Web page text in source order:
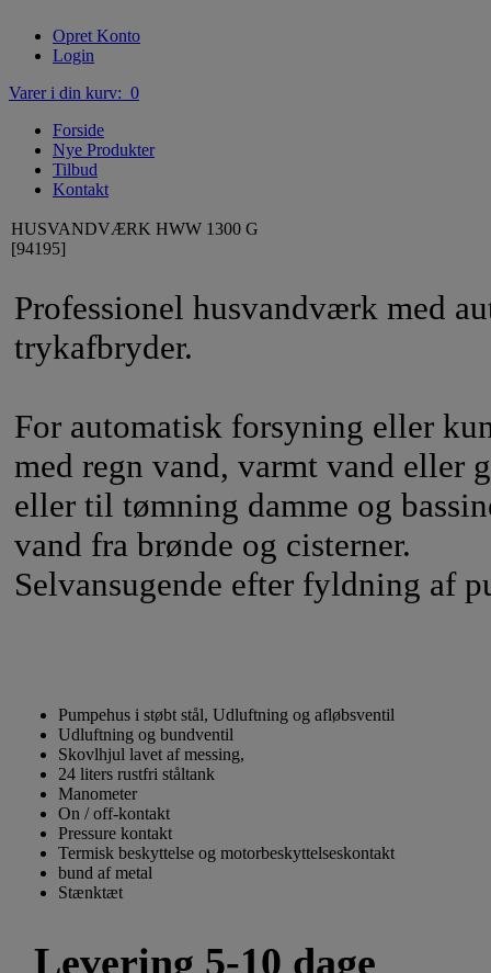
Opret Konto
Login
Varer i din kurv: 0
Forside
Nye Produkter
Tilbud
Kontakt
HUSVANDVÆRK HWW 1300 G
[94195]
Professionel husvandværk med
trykafbryder.
For automatisk forsyning eller
med regn vand, varmt vand eller
eller til tømning damme og
vand fra brønde og cisterner.
Selvansugende efter fyldning af
Pumpehus i støbt stål, Udluftning og afløbsventil
Udluftning og bundventil
Skovlhjul lavet af messing,
24 liters rustfri ståltank
Manometer
On / off-kontakt
Pressure kontakt
Termisk beskyttelse og motorbeskyttelseskontakt
bund af metal
Stænktæt
Levering 5-10 dage